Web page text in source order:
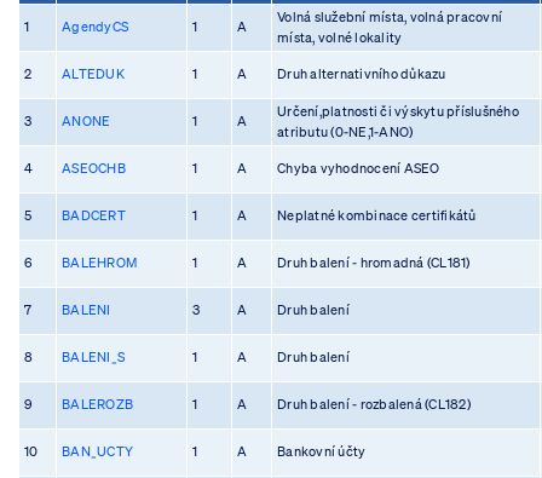
1 AgendyCS 1 A
Volná služební místa, volná pracovní
místa, volné lokality
2 ALTEDUK 1 A Druh alternativního důkazu
3 ANONE 1 A
Určení,platnosti či výskytu příslušného
atributu (0-NE,1-ANO)
4 ASEOCHB 1 A Chyba vyhodnocení ASEO
5 BADCERT 1 A Neplatné kombinace certifikátů
6 BALEHROM 1 A Druh balení - hromadná (CL181)
7 BALENI 3 A Druh balení
8 BALENI_S 1 A Druh balení
9 BALEROZB 1 A Druh balení - rozbalená (CL182)
10 BAN_UCTY 1 A Bankovní účty